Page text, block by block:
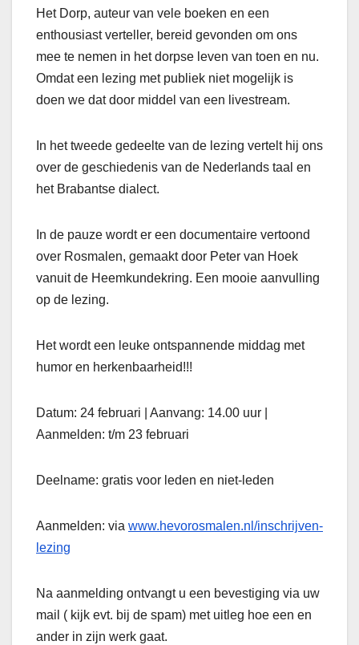
Het Dorp, auteur van vele boeken en een
enthousiast verteller, bereid gevonden om ons
mee te nemen in het dorpse leven van toen en nu.
Omdat een lezing met publiek niet mogelijk is
doen we dat door middel van een livestream.
In het tweede gedeelte van de lezing vertelt hij ons
over de geschiedenis van de Nederlands taal en
het Brabantse dialect.
In de pauze wordt er een documentaire vertoond
over Rosmalen, gemaakt door Peter van Hoek
vanuit de Heemkundekring. Een mooie aanvulling
op de lezing.
Het wordt een leuke ontspannende middag met
humor en herkenbaarheid!!!
Datum: 24 februari | Aanvang: 14.00 uur |
Aanmelden: t/m 23 februari
Deelname: gratis voor leden en niet-leden
Aanmelden: via www.hevorosmalen.nl/inschrijven-
lezing
Na aanmelding ontvangt u een bevestiging via uw
mail ( kijk evt. bij de spam) met uitleg hoe een en
ander in zijn werk gaat.